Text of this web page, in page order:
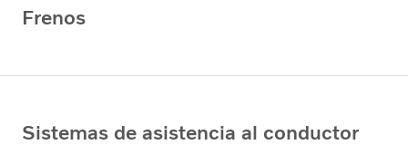
Frenos
Sistemas de asistencia al conductor